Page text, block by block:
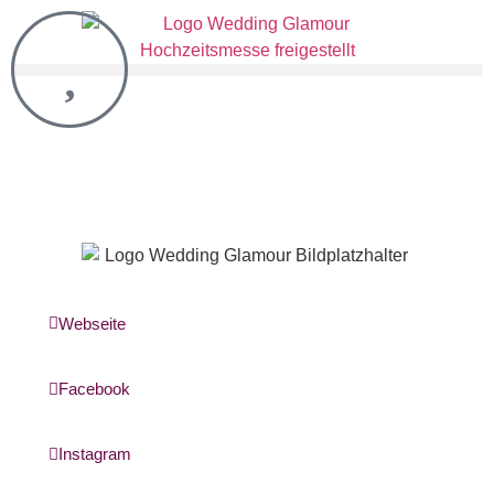
Webseite
Facebook
Instagram